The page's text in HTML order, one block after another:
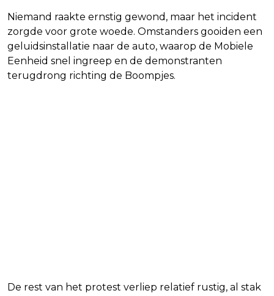
Niemand raakte ernstig gewond, maar het incident
zorgde voor grote woede. Omstanders gooiden een
geluidsinstallatie naar de auto, waarop de Mobiele
Eenheid snel ingreep en de demonstranten
terugdrong richting de Boompjes.
De rest van het protest verliep relatief rustig, al stak